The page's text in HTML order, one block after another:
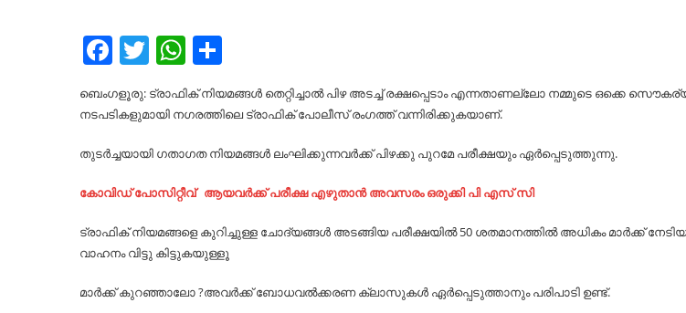
Facebook
TwitterWhatsApp
ബെംഗളൂരു: ട്രാഫിക് നിയമങ്ങള്‍ തെറ്റിച്ചാല്‍ പിഴ അടച്ച് രക്ഷപ്പെടാം എന്നതാണല്ലോ നമ്മുടെ ഒക്കെ
നടപടികളുമായി നഗരത്തിലെ ട്രാഫിക്‌ പോലീസ് രംഗത്ത് വന്നിരിക്കുകയാണ്.
തുടര്‍ച്ചയായി ഗതാഗത നിയമങ്ങള്‍ ലംഘിക്കുന്നവര്‍ക്ക് പിഴക്കു പുറമേ പരീക്ഷയും ഏര്‍പ്പെടുത്തുന്നു.
കോവിഡ് പോസിറ്റീവ് ആയവർക്ക് പരീക്ഷ എഴുതാൻ അവസരം ഒരുക്കി പി എസ് സി
ട്രാഫിക് നിയമങ്ങളെ കുറിച്ചുള്ള ചോദ്യങ്ങള്‍ അടങ്ങിയ പരീക്ഷയില്‍ 50 ശതമാനത്തില്‍ അധികം മാര്‍ക്ക്
വാഹനം വിട്ടു കിട്ടുകയുള്ളൂ
മാര്‍ക്ക് കുറഞ്ഞാലോ ?അവര്‍ക്ക് ബോധവല്‍ക്കരണ ക്ലാസുകള്‍ ഏര്‍പ്പെടുത്താനും പരിപാടി ഉണ്ട്.